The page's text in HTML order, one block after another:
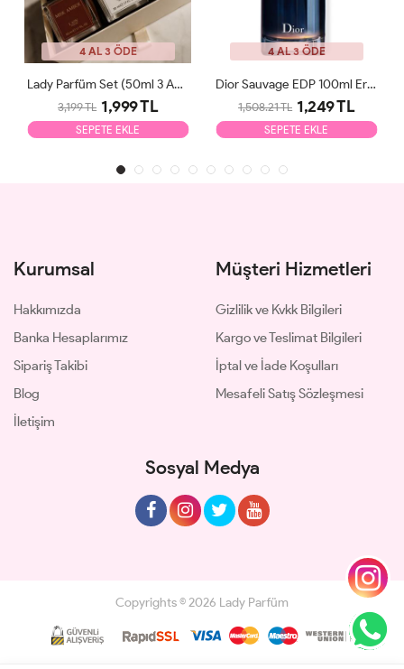
4 AL 3 ÖDE
Lady Parfüm Set (50ml 3 Adet)
3,199 TL 1,999 TL
SEPETE EKLE
4 AL 3 ÖDE
Dior Sauvage EDP 100ml Erkek Parfüm Tester
1,508.21 TL 1,249 TL
SEPETE EKLE
Kurumsal
Hakkımızda
Banka Hesaplarımız
Sipariş Takibi
Blog
İletişim
Müşteri Hizmetleri
Gizlilik ve Kvkk Bilgileri
Kargo ve Teslimat Bilgileri
İptal ve İade Koşulları
Mesafeli Satış Sözleşmesi
Sosyal Medya
Copyrights © 2026 Lady Parfüm